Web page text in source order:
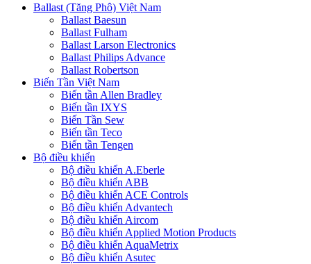
Ballast (Tăng Phô) Việt Nam
Ballast Baesun
Ballast Fulham
Ballast Larson Electronics
Ballast Philips Advance
Ballast Robertson
Biến Tần Việt Nam
Biến tần Allen Bradley
Biến tần IXYS
Biến Tần Sew
Biến tần Teco
Biến tần Tengen
Bộ điều khiển
Bộ điều khiển A.Eberle
Bộ điều khiển ABB
Bộ điều khiển ACE Controls
Bộ điều khiển Advantech
Bộ điều khiển Aircom
Bộ điều khiển Applied Motion Products
Bộ điều khiển AquaMetrix
Bộ điều khiển Asutec